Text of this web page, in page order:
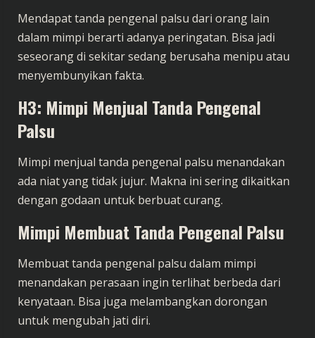
Mendapat tanda pengenal palsu dari orang lain
dalam mimpi berarti adanya peringatan. Bisa jadi
seseorang di sekitar sedang berusaha menipu atau
menyembunyikan fakta.
H3: Mimpi Menjual Tanda Pengenal
Palsu
Mimpi menjual tanda pengenal palsu menandakan
ada niat yang tidak jujur. Makna ini sering dikaitkan
dengan godaan untuk berbuat curang.
Mimpi Membuat Tanda Pengenal Palsu
Membuat tanda pengenal palsu dalam mimpi
menandakan perasaan ingin terlihat berbeda dari
kenyataan. Bisa juga melambangkan dorongan
untuk mengubah jati diri.